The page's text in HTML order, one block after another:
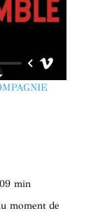
min
moment de